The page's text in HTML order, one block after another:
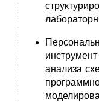
анализа